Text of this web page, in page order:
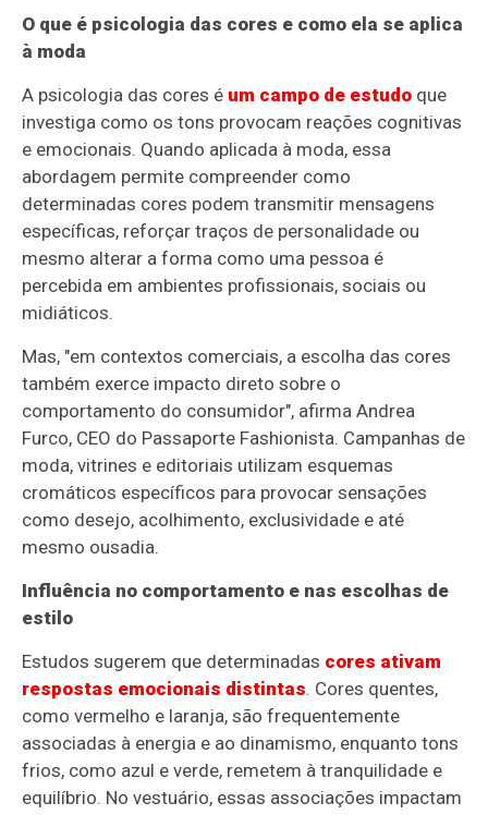
O que é psicologia das cores e como ela se aplica
à moda
A psicologia das cores é um campo de estudo que
investiga como os tons provocam reações cognitivas
e emocionais. Quando aplicada à moda, essa
abordagem permite compreender como
determinadas cores podem transmitir mensagens
específicas, reforçar traços de personalidade ou
mesmo alterar a forma como uma pessoa é
percebida em ambientes profissionais, sociais ou
midiáticos.
Mas, "em contextos comerciais, a escolha das cores
também exerce impacto direto sobre o
comportamento do consumidor", afirma Andrea
Furco, CEO do Passaporte Fashionista. Campanhas de
moda, vitrines e editoriais utilizam esquemas
cromáticos específicos para provocar sensações
como desejo, acolhimento, exclusividade e até
mesmo ousadia.
Influência no comportamento e nas escolhas de
estilo
Estudos sugerem que determinadas cores ativam
respostas emocionais distintas. Cores quentes,
como vermelho e laranja, são frequentemente
associadas à energia e ao dinamismo, enquanto tons
frios, como azul e verde, remetem à tranquilidade e
equilíbrio. No vestuário, essas associações impactam